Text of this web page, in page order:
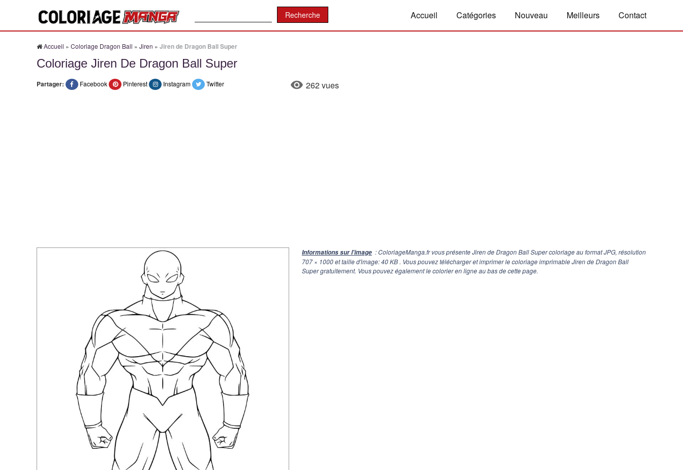
Accueil Catégories Nouveau Meilleurs Contact
Accueil » Coloriage Dragon Ball » Jiren » Jiren de Dragon Ball Super
Coloriage Jiren De Dragon Ball Super
Partager: Facebook Pinterest Instagram Twitter 262 vues
Informations sur l'image : ColoriageManga.fr vous présente Jiren de Dragon Ball Super coloriage au format JPG, résolution
707 × 1000et taille d'image: 40 KB . Vous pouvez télécharger et imprimer le coloriage imprimable Jiren de Dragon Ball
Super gratuitement. Vous pouvez également le colorier en ligne au bas de cette page.